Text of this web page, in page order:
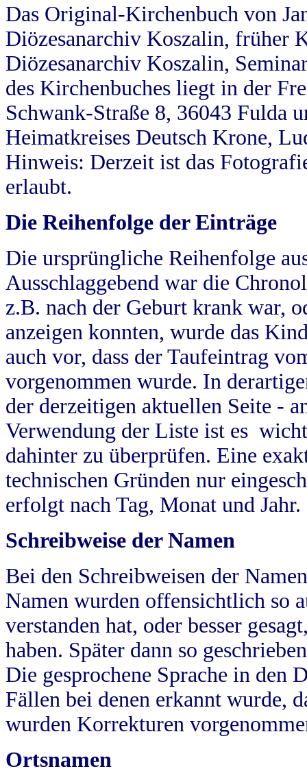
Das Original-Kirchenbuch von
Diözesanarchiv Koszalin, früher
Diözesanarchiv Koszalin,
des Kirchenbuches liegt in der
Schwank-Straße 8, 36043 Fulda
Heimatkreises Deutsch Krone,
Hinweis: Derzeit ist das
erlaubt.
Die Reihenfolge der Einträge
Die ursprüngliche Reihenfolge
Ausschlaggebend war die
z.B. nach der Geburt krank war,
anzeigen konnten, wurde das
auch vor, dass der Taufeintrag
vorgenommen wurde. In
der derzeitigen aktuellen Seite -
Verwendung der Liste ist es
dahinter zu überprüfen. Eine
technischen Gründen nur
erfolgt nach Tag, Monat und Jahr.
Schreibweise der Namen
Bei den Schreibweisen der
Namen wurden offensichtlich so
verstanden hat, oder besser
haben. Später dann so
Die gesprochene Sprache in
Fällen bei denen erkannt wurde,
wurden Korrekturen
Ortsnamen